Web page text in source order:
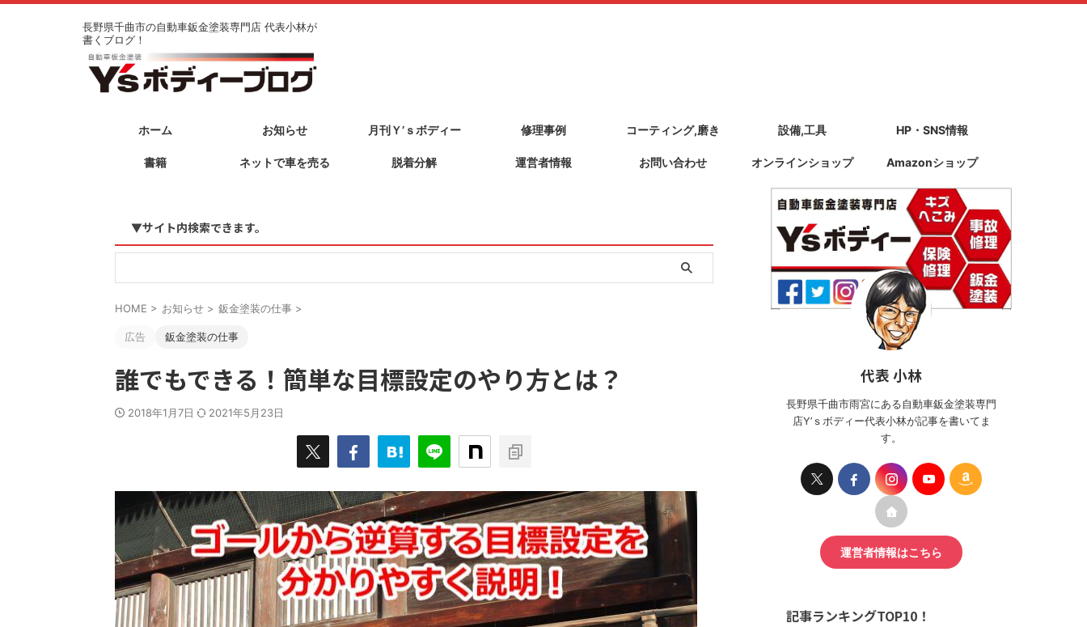
長野県千曲市の自動車鈑金塗装専門店 代表小林が
書くブログ！
ホーム お知らせ 月刊Ｙ’ｓボディー 修理事例 コーティング,磨き 設備,工具 HP・SNS情報
書籍 ネットで車を売る 脱着分解 運営者情報 お問い合わせ オンラインショップ Amazonショップ
▼サイト内検索できます。
HOME > お知らせ > 鈑金塗装の仕事 >
広告 鈑金塗装の仕事
誰でもできる！簡単な目標設定のやり方とは？
2018年1月7日 2021年5月23日
代表 小林
長野県千曲市雨宮にある自動車鈑金塗装専門
店Y’ｓボディー代表小林が記事を書いてま
す。
運営者情報はこちら
記事ランキングTOP10！